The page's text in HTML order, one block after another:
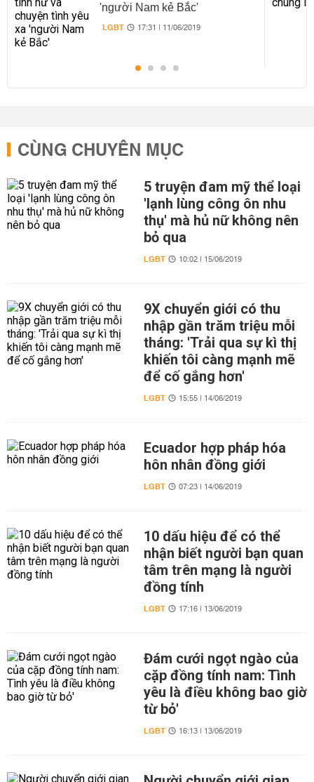
'người Nam kẻ Bắc'
LGBT 17:31 | 11/06/2019
CÙNG CHUYÊN MỤC
5 truyện đam mỹ thể loại
'lạnh lùng công ôn nhu
thụ' mà hủ nữ không nên
bỏ qua
LGBT 10:02 | 15/06/2019
9X chuyển giới có thu
nhập gần trăm triệu mỗi
tháng: 'Trải qua sự kì thị
khiến tôi càng mạnh mẽ
để cố gắng hơn'
LGBT 15:55 | 14/06/2019
Ecuador hợp pháp hóa
hôn nhân đồng giới
LGBT 07:23 | 14/06/2019
10 dấu hiệu để có thể
nhận biết người bạn quan
tâm trên mạng là người
đồng tính
LGBT 17:16 | 13/06/2019
Đám cưới ngọt ngào của
cặp đồng tính nam: Tình
yêu là điều không bao giờ
từ bỏ'
LGBT 16:13 | 13/06/2019